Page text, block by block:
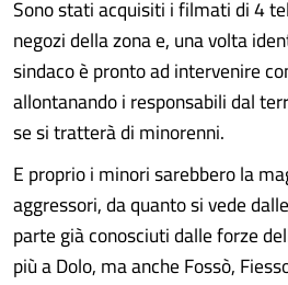
Sono stati acquisiti i filmati di 4
negozi della zona e, una volta
sindaco è pronto ad intervenire
allontanando i responsabili dal
se si tratterà di minorenni.
E proprio i minori sarebbero la
aggressori, da quanto si vede
parte già conosciuti dalle forze
più a Dolo, ma anche Fossò,